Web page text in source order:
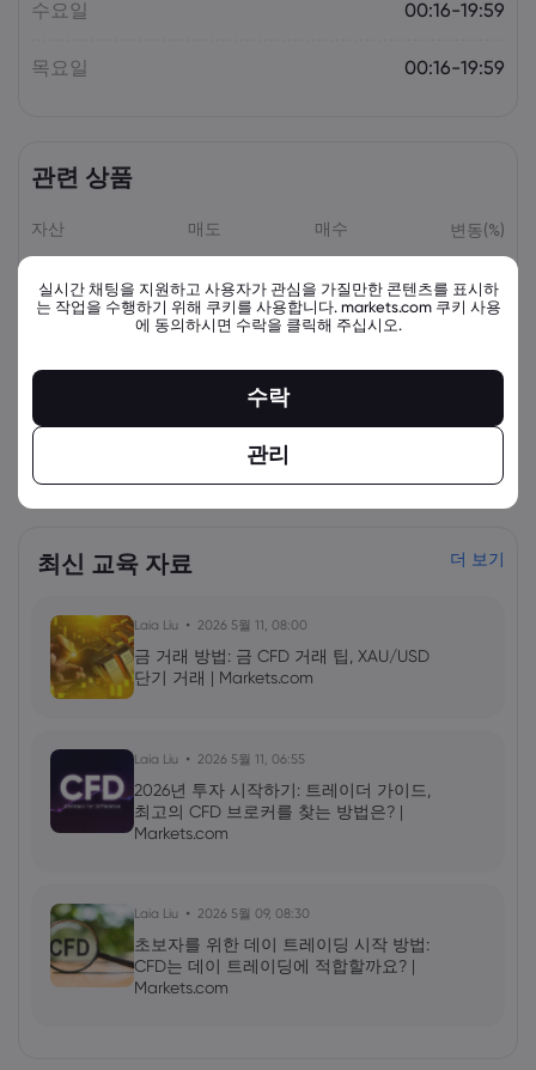
수요일 00:16-19:59
목요일 00:16-19:59
관련 상품
자산 매도 매수 변동(%)
최신 교육 자료 더 보기
Laia Liu 2026 5월 11, 08:00
금 거래 방법: 금 CFD 거래 팁, XAU/USD
단기 거래 | Markets.com
Laia Liu 2026 5월 11, 06:55
2026년 투자 시작하기: 트레이더 가이드,
최고의 CFD 브로커를 찾는 방법은? |
Markets.com
Laia Liu 2026 5월 09, 08:30
초보자를 위한 데이 트레이딩 시작 방법:
CFD는 데이 트레이딩에 적합할까요? |
Markets.com
실시간 채팅을 지원하고 사용자가 관심을 가질만한 콘텐츠를 표시하
는 작업을 수행하기 위해 쿠키를 사용합니다. markets.com 쿠키 사용
에 동의하시면 수락을 클릭해 주십시오.
수락
관리